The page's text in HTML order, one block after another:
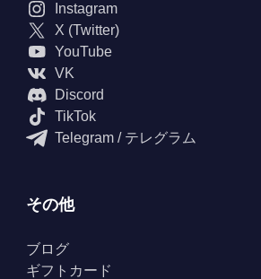
Instagram
X (Twitter)
YouTube
VK
Discord
TikTok
Telegram / テレグラム
その他
ブログ
ギフトカード